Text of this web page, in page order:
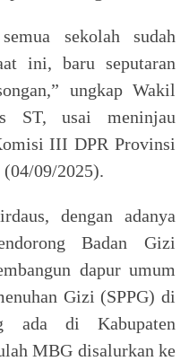
sekolah sudah
ini, baru seputaran
ungkap Wakil
ST, usai meninjau
III DPR Provinsi
09/2025).
dengan adanya
Badan Gizi
dapur umum
Gizi (SPPG) di
ada di Kabupaten
MBG disalurkan ke